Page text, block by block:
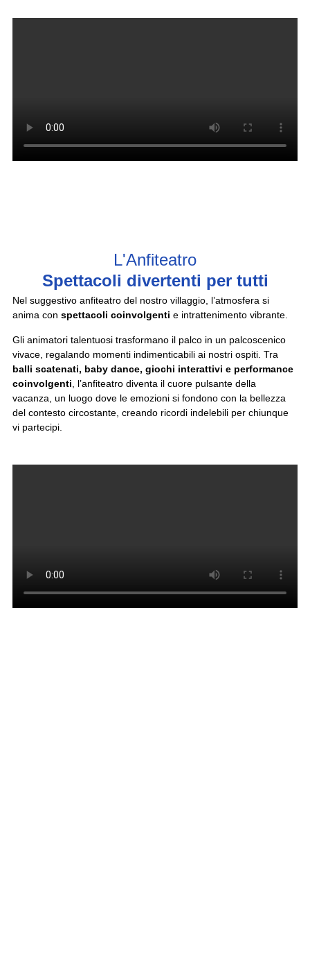
L'Anfiteatro
Spettacoli divertenti per tutti
Nel suggestivo anfiteatro del nostro villaggio, l’atmosfera si
anima con spettacoli coinvolgenti e intrattenimento vibrante.
Gli animatori talentuosi trasformano il palco in un palcoscenico
vivace, regalando momenti indimenticabili ai nostri ospiti. Tra
balli scatenati, baby dance, giochi interattivi e performance
coinvolgenti , l’anfiteatro diventa il cuore pulsante della
vacanza, un luogo dove le emozioni si fondono con la bellezza
del contesto circostante, creando ricordi indelebili per chiunque
vi partecipi.